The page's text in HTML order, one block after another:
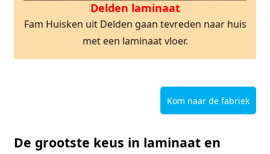
Delden laminaat
Fam Huisken uit Delden gaan tevreden naar huis
met een laminaat vloer.
Kom naar de fabriek
De grootste keus in laminaat en